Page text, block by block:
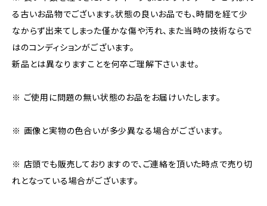
る古いお品物でございます。状態の良いお品でも、時間を経て少
なからず出来てしまった僅かな傷や汚れ、また当時の技術ならで
はのコンディションがございます。
新品とは異なりますことを何卒ご理解下さいませ。
※ ご使用に問題の無い状態のお品をお届けいたします。
※ 画像と実物の色合いが多少異なる場合がございます。
※ 店頭でも販売しておりますので、ご連絡を頂いた時点で売り切
れとなっている場合がございます。